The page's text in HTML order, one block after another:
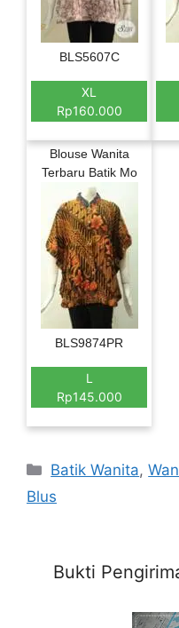
BLS5607C
XL
Rp160.000
Blouse Wanita
Terbaru Batik Mo
BLS9874PR
L
Rp145.000
Categories
Batik Wanita,
Blus
Bukti